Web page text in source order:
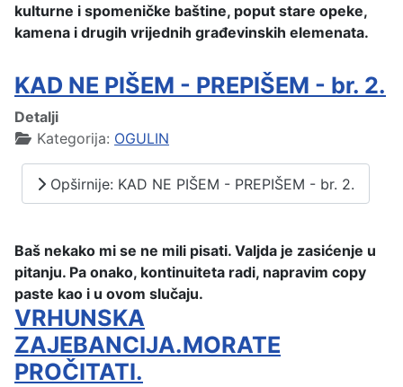
kulturne i spomeničke baštine, poput stare opeke,
kamena i drugih vrijednih građevinskih elemenata.
KAD NE PIŠEM - PREPIŠEM - br. 2.
Detalji
Kategorija: OGULIN
Opširnije: KAD NE PIŠEM - PREPIŠEM - br. 2.
Baš nekako mi se ne mili pisati. Valjda je zasićenje u
pitanju. Pa onako, kontinuiteta radi, napravim copy
paste kao i u ovom slučaju.
VRHUNSKA
ZAJEBANCIJA.MORATE
PROČITATI.